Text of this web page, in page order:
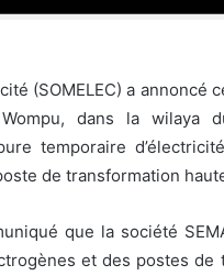
(SOMELEC) a annoncé
dans la wilaya
temporaire
de transformation
que la société
et des postes de